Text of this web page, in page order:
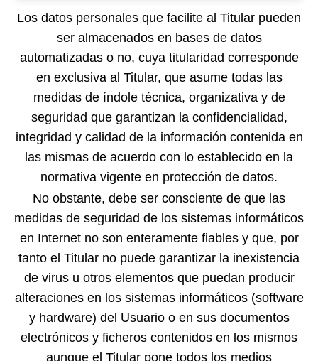
Los datos personales que facilite al Titular pueden
ser almacenados en bases de datos
automatizadas o no, cuya titularidad corresponde
en exclusiva al Titular, que asume todas las
medidas de índole técnica, organizativa y de
seguridad que garantizan la confidencialidad,
integridad y calidad de la información contenida en
las mismas de acuerdo con lo establecido en la
normativa vigente en protección de datos.
No obstante, debe ser consciente de que las
medidas de seguridad de los sistemas informáticos
en Internet no son enteramente fiables y que, por
tanto el Titular no puede garantizar la inexistencia
de virus u otros elementos que puedan producir
alteraciones en los sistemas informáticos (software
y hardware) del Usuario o en sus documentos
electrónicos y ficheros contenidos en los mismos
aunque el Titular pone todos los medios